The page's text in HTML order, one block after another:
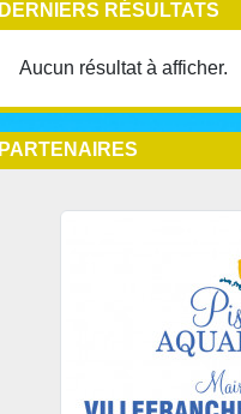
DERNIERS RÉSULTATS
Aucun résultat à afficher.
PARTENAIRES